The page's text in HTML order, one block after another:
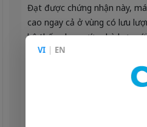
Đạt được chứng nhận này,
cao ngay cả ở vùng có lưu
hệ thống lọc nước phù hợp
năng lọc hiệu quả, Neo
Neo Plus cũng đạt được
trong điều kiện phòng thí
phẩm máy lọc nước Coway
VI | EN